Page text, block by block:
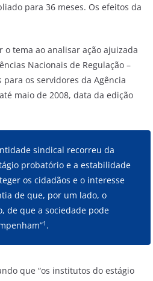
para 36 meses. Os efeitos da
o tema ao analisar ação ajuizada
Nacionais de Regulação –
os servidores da Agência
maio de 2008, data da edição
sindical recorreu da
probatório e a estabilidade
os cidadãos e o interesse
de que, por um lado, o
de que a sociedade pode
1 .
que “os institutos do estágio